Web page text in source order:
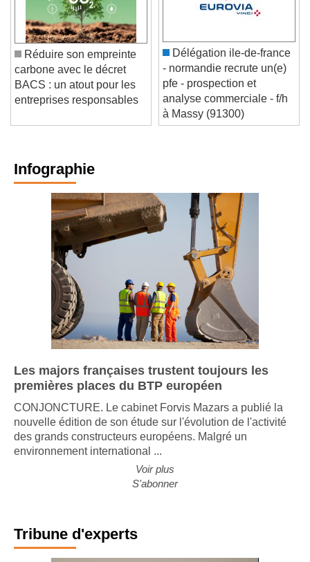
Réduire son empreinte
carbone avec le décret
BACS : un atout pour les
Délégation ile-de-france
- normandie recrute un(e)
pfe - prospection et
analyse commerciale - f/h
à Massy (91300)
Infographie
Les majors françaises trustent toujours les
premières places du BTP européen
CONJONCTURE. Le cabinet Forvis Mazars a publié la
nouvelle édition de son étude sur l'évolution de l'activité
des grands constructeurs européens. Malgré un
Voir plus
Tribune d'experts